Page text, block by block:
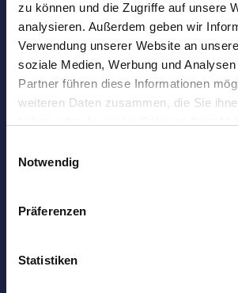
zu können und die Zugriffe auf unsere
analysieren. Außerdem geben wir
Verwendung unserer Website an
soziale Medien, Werbung und
Partner führen diese Informationen
weiteren Daten zusammen, die Sie
Notwendig
Präferenzen
Statistiken